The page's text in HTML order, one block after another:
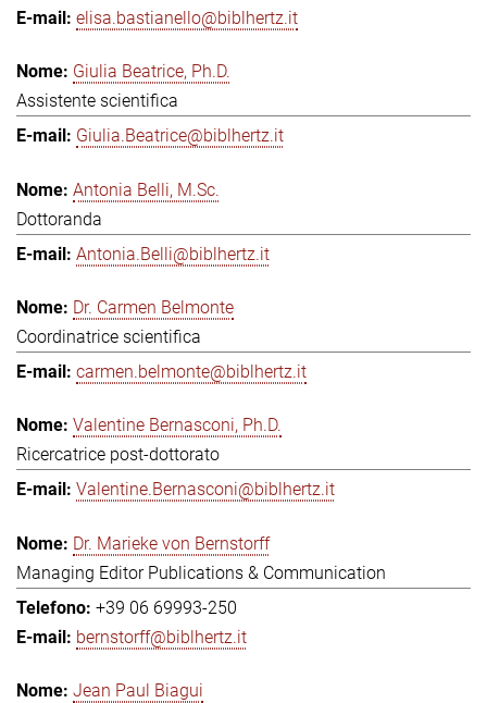
elisa.bastianello@biblhertz.it
Giulia Beatrice, Ph.D.
Assistente scientifica
Giulia.Beatrice@biblhertz.it
Antonia Belli, M.Sc.
Dottoranda
Antonia.Belli@biblhertz.it
Dr. Carmen Belmonte
Coordinatrice scientifica
carmen.belmonte@biblhertz.it
Valentine Bernasconi, Ph.D.
Ricercatrice post-dottorato
Valentine.Bernasconi@biblhertz.it
Dr. Marieke von Bernstorff
Managing Editor Publications & Communication
+39 06 69993-250
bernstorff@biblhertz.it
Jean Paul Biagui